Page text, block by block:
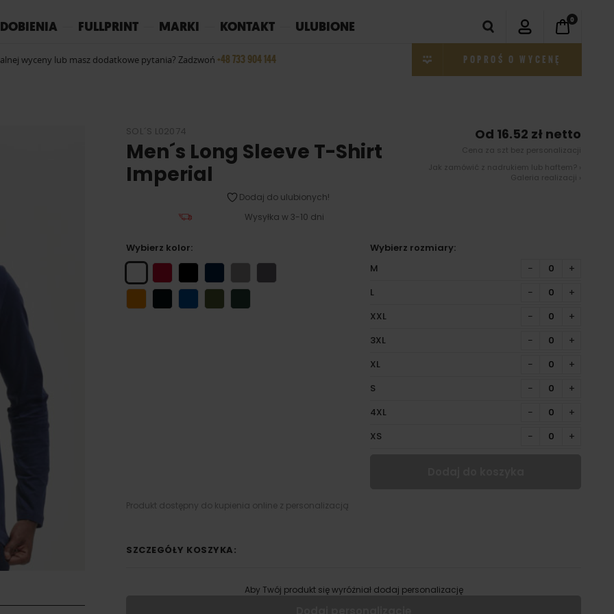
FULLPRINT MARKI KONTAKT ULUBIONE
wyceny lub masz dodatkowe pytania? Zadzwoń +48 733 904 144
0
POPROŚ O WYCENĘ
SOL´S L02074
Men´s Long Sleeve T-Shirt
Imperial
Dodaj do ulubionych!
Wysyłka w 3-10 dni
Od 16.52 zł netto
Cena za szt bez personalizacji
Jak zamówić z nadrukiem lub haftem? ›
Galeria realizacji ›
Wybierz kolor:
Wybierz rozmiary:
M
− +
L − +
XXL − +
3XL − +
XL − +
S − +
4XL − +
XS − +
Produkt dostępny do kupienia online z personalizacją
SZCZEGÓŁY KOSZYKA:
Aby Twój produkt się wyróżniał dodaj personalizację